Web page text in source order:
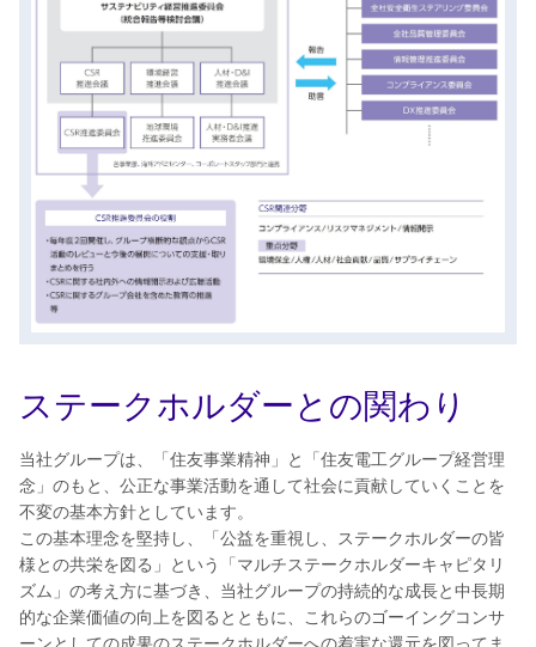
ステークホルダーとの関わり
当社グループは、「住友事業精神」と「住友電工グループ経営理
念」のもと、公正な事業活動を通して社会に貢献していくことを
不変の基本方針としています。
この基本理念を堅持し、「公益を重視し、ステークホルダーの皆
様との共栄を図る」という「マルチステークホルダーキャピタリ
ズム」の考え方に基づき、当社グループの持続的な成長と中長期
的な企業価値の向上を図るとともに、これらのゴーイングコンサ
ーンとしての成果のステークホルダーへの着実な還元を図ってま